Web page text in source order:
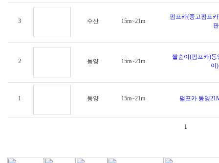
3 수산 15m~21m
펌프카(중고펌프
2 동양 15m~21m
짤순이(펌프카)
이
1 동양 15m~21m 펌프카 동양
1